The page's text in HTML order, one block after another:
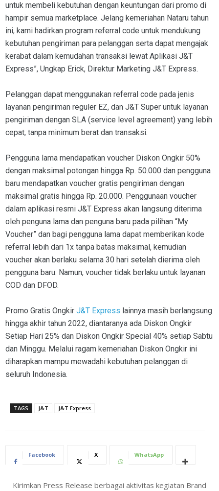
untuk membeli kebutuhan dengan keuntungan dari promo di
hampir semua marketplace. Jelang kemeriahan Nataru tahun
ini, kami hadirkan program referral code untuk mendukung
kebutuhan pengiriman para pelanggan serta dapat mengajak
kerabat dalam kemudahan transaksi lewat Aplikasi J&T
Express”, Ungkap Erick, Direktur Marketing J&T Express.
Pelanggan dapat menggunakan referral code pada jenis
layanan pengiriman reguler EZ, dan J&T Super untuk layanan
pengiriman dengan SLA (service level agreement) yang lebih
cepat, tanpa minimum berat dan transaksi.
Pengguna lama mendapatkan voucher Diskon Ongkir 50%
dengan maksimal potongan hingga Rp. 50.000 dan pengguna
baru mendapatkan voucher gratis pengiriman dengan
maksimal gratis hingga Rp. 20.000. Penggunaan voucher
dalam aplikasi resmi J&T Express akan langsung diterima
oleh penguna lama dan penguna baru pada pilihan “My
Voucher” dan bagi pengguna lama dapat memberikan kode
referral lebih dari 1x tanpa batas maksimal, kemudian
voucher akan berlaku selama 30 hari setelah dierima oleh
pengguna baru. Namun, voucher tidak berlaku untuk layanan
COD dan DFOD.
Promo Gratis Ongkir J&T Express lainnya masih berlangsung
hingga akhir tahun 2022, diantaranya ada Diskon Ongkir
Setiap Hari 25% dan Diskon Ongkir Special 40% setiap Sabtu
dan Minggu. Melalui ragam kemeriahan Diskon Ongkir ini
diharapkan mampu mewadahi kebutuhan pelanggan di
seluruh Indonesia.
TAGS J&T J&T Express
Facebook X WhatsApp
Kirimkan Press Release berbagai aktivitas kegiatan Brand